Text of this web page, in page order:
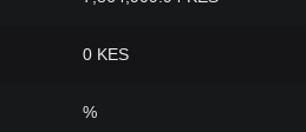
0 KES
%